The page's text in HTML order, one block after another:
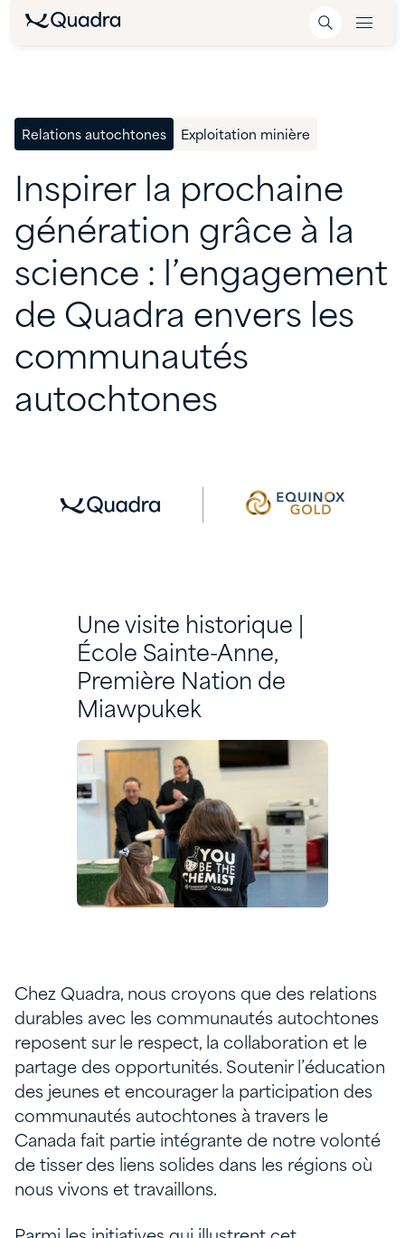
Relations autochtones Exploitation minière
Inspirer la prochaine
génération grâce à la
science : l’engagement
de Quadra envers les
communautés
autochtones
Une visite historique |
École Sainte-Anne,
Première Nation de
Miawpukek
Chez Quadra, nous croyons que des relations
durables avec les communautés autochtones
reposent sur le respect, la collaboration et le
partage des opportunités. Soutenir l’éducation
des jeunes et encourager la participation des
communautés autochtones à travers le
Canada fait partie intégrante de notre volonté
de tisser des liens solides dans les régions où
nous vivons et travaillons.